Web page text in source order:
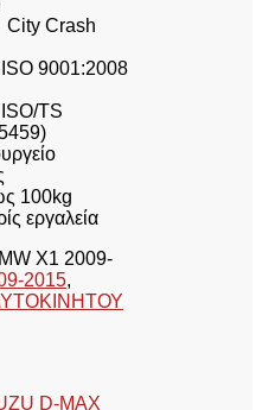
City Crash
ISO 9001:2008
ISO/TS
100kg
εργαλεία
X1 2009-
2015,